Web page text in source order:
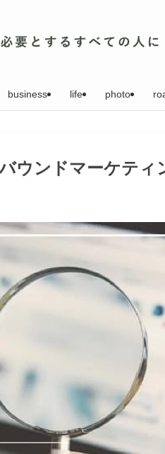
business life photo
ウンドマーケテ